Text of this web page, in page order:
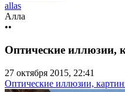
allas
Алла
••
Оптические иллюзии,
27 октября 2015, 22:41
Оптические иллюзии,